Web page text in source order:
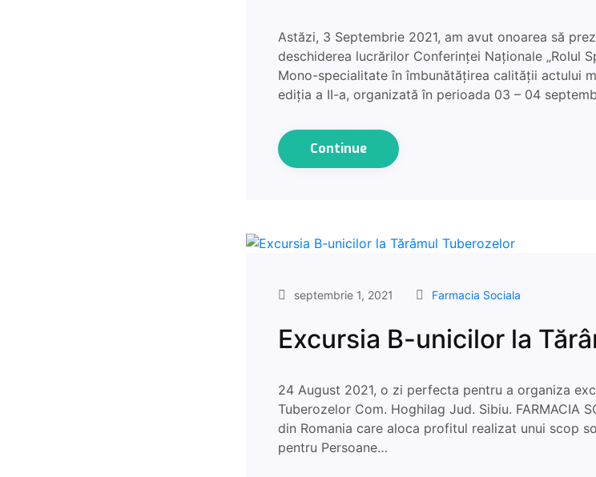
Astăzi, 3 Septembrie 2021, am avut onoarea să
deschiderea lucrărilor Conferinței Naționale „Rolul
Mono-specialitate în îmbunătățirea calității actului
ediția a II-a, organizată în perioada 03 – 04
Continue
septembrie 1, 2021 Farmacia Sociala
Excursia B-unicilor la
24 August 2021, o zi perfecta pentru a organiza
Tuberozelor Com. Hoghilag Jud. Sibiu. FARMACIA
din Romania care aloca profitul realizat unui scop
pentru Persoane…